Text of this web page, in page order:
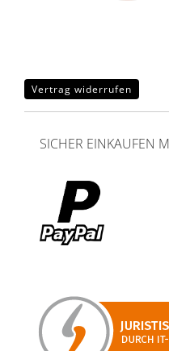
Vertrag widerrufen
SICHER EINKAUFEN